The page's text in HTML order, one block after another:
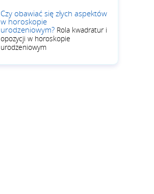
Czy obawiać się złych aspektów
w horoskopie
urodzeniowym? Rola kwadratur i
opozycji w horoskopie
urodzeniowym